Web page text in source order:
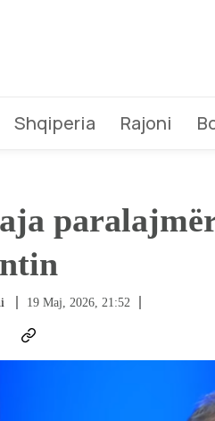
Shqiperia Rajoni
19 Maj, 2026, 21:52